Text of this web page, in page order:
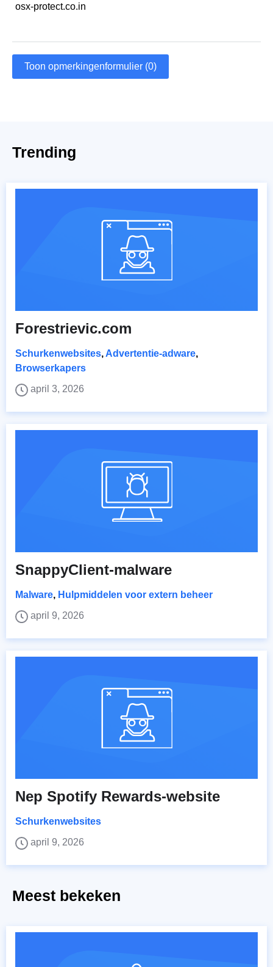
osx-protect.co.in
Toon opmerkingenformulier (0)
Trending
Forestrievic.com
Schurkenwebsites, Advertentie-adware,
Browserkapers
april 3, 2026
SnappyClient-malware
Malware, Hulpmiddelen voor extern beheer
april 9, 2026
Nep Spotify Rewards-website
Schurkenwebsites
april 9, 2026
Meest bekeken